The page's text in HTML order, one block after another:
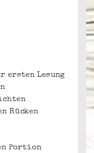
ersten Lesung
Rücken
Portion